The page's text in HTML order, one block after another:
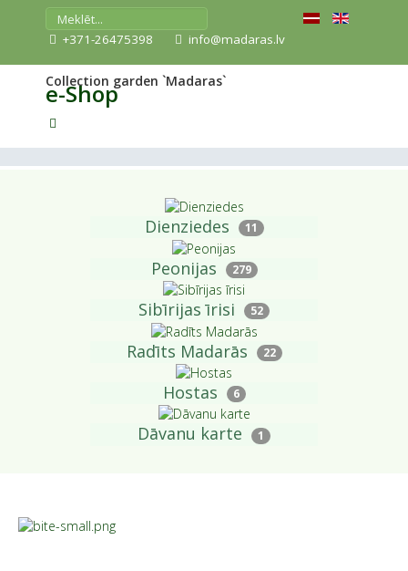
+371-26475398 info@madaras.lv
e-Shop
Collection garden `Madaras`
Dienziedes 11
Peonijas 279
Sibīrijas īrisi 52
Radīts Madarās 22
Hostas 6
Dāvanu karte 1